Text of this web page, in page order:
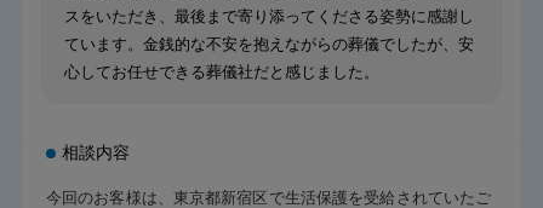
スをいただき、最後まで寄り添ってくださる姿勢に感謝し
ています。金銭的な不安を抱えながらの葬儀でしたが、安
心してお任せできる葬儀社だと感じました。
相談内容
今回のお客様は、東京都新宿区で生活保護を受給されていたご